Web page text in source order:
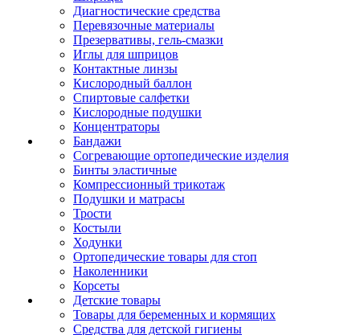
Диагностические средства
Перевязочные материалы
Презервативы, гель-смазки
Иглы для шприцов
Контактные линзы
Кислородный баллон
Спиртовые салфетки
Кислородные подушки
Концентраторы
Бандажи
Согревающие ортопедические изделия
Бинты эластичные
Компрессионный трикотаж
Подушки и матрасы
Трости
Костыли
Ходунки
Ортопедические товары для стоп
Наколенники
Корсеты
Детские товары
Товары для беременных и кормящих
Средства для детской гигиены